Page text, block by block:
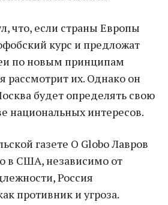
что, если страны Европы
курс и предложат
по новым принципам
рассмотрит их. Однако он
будет определять свою
национальных интересов.
газете O Globo Лавров
в США, независимо от
Россия
противник и угроза.